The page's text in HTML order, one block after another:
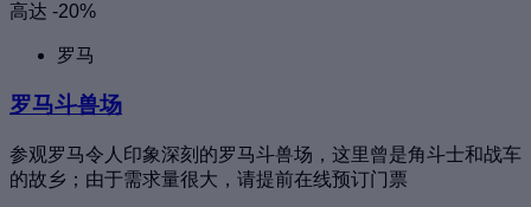
高达 -20%
罗马
罗马斗兽场
参观罗马令人印象深刻的罗马斗兽场，这里曾是角斗士和战车
的故乡；由于需求量很大，请提前在线预订门票